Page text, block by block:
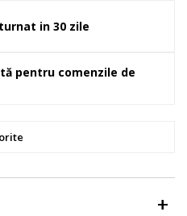
in 30 zile
pentru comenzile de